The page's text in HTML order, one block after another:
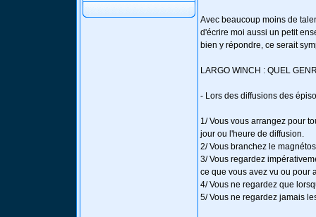
Avec beaucoup moins de
d'écrire moi aussi un petit
bien y répondre, ce serait
LARGO WINCH : QUEL
- Lors des diffusions des
1/ Vous vous arrangez pour
jour ou l'heure de diffusion.
2/ Vous branchez le
3/ Vous regardez
ce que vous avez vu ou pour
4/ Vous ne regardez que
5/ Vous ne regardez jamais